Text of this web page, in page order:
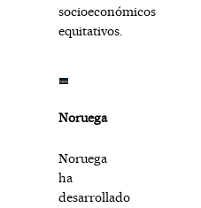
socioeconómicos
equitativos.
Noruega
Noruega
ha
desarrollado